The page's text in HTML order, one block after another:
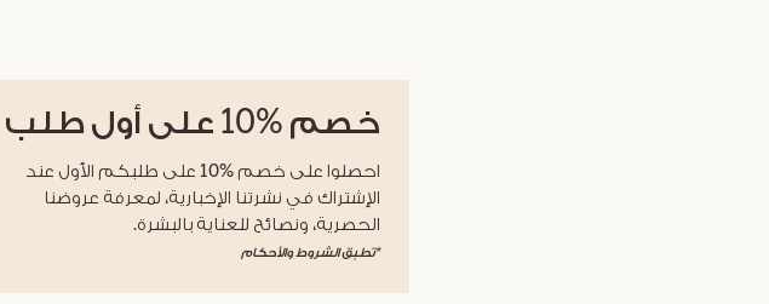
خصم %10 على أول طلب
احصلوا على خصم %10 على طلبكم الأول عند
الإشتراك في نشرتنا الإخبارية، لمعرفة عروضنا
الحصرية، ونصائح للعناية بالبشرة.
*تطبق الشروط والأحكام